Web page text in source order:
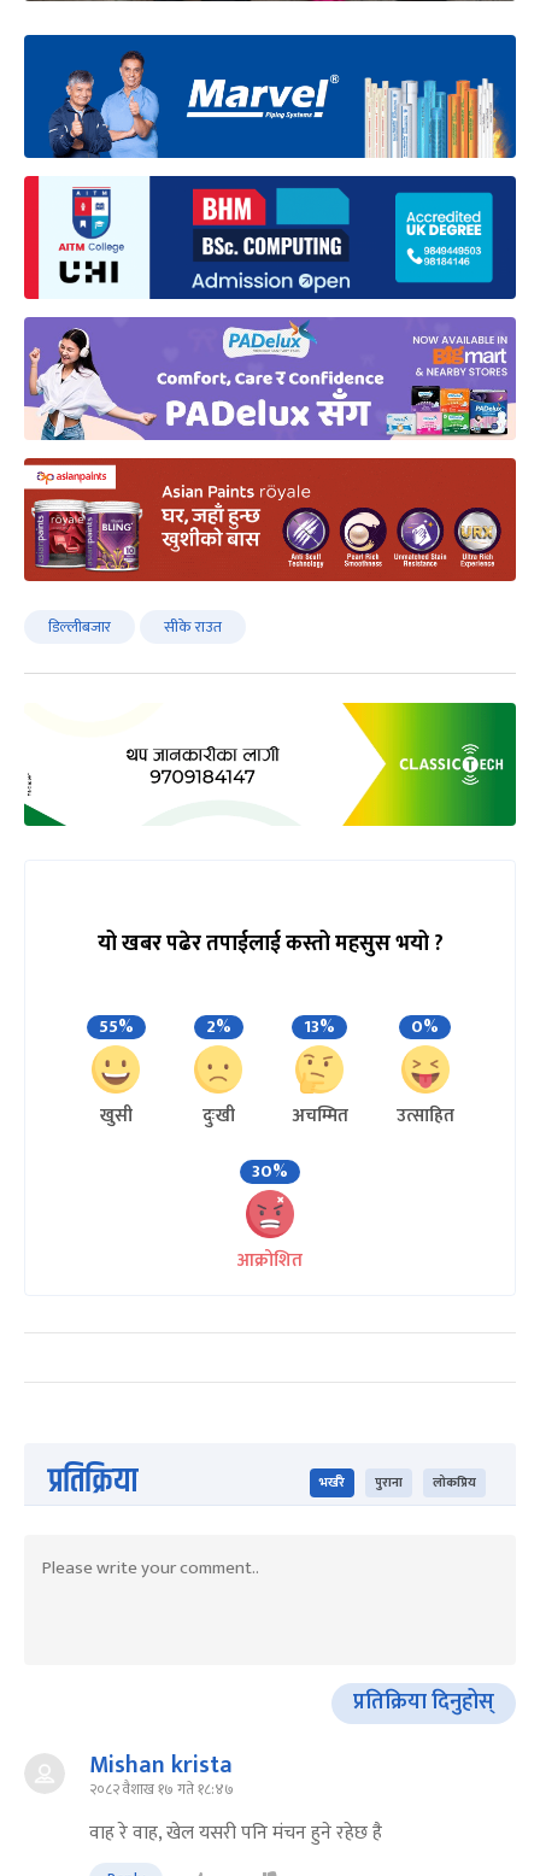
डिल्लीबजार सीके राउत
यो खबर पढेर तपाईलाई कस्तो महसुस भयो ?
55%
खुसी
2%
दुःखी
13%
अचम्मित
0%
उत्साहित
30%
आक्रोशित
प्रतिक्रिया भर्खरै पुराना लोकप्रिय
प्रतिक्रिया दिनुहोस्
Mishan krista
२०८२ वैशाख १७ गते १८:४७
वाह रे वाह, खेल यसरी पनि मंचन हुने रहेछ है